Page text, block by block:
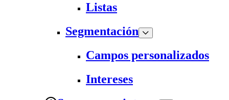
Listas
Segmentación
Campos personalizados
Intereses